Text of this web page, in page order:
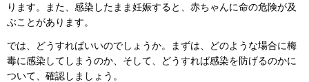
ります。また、感染したまま妊娠すると、赤ちゃんに命の危険が及
ぶことがあります。
では、どうすればいいのでしょうか。まずは、どのような場合に梅
毒に感染してしまうのか、そして、どうすれば感染を防げるのかに
ついて、確認しましょう。